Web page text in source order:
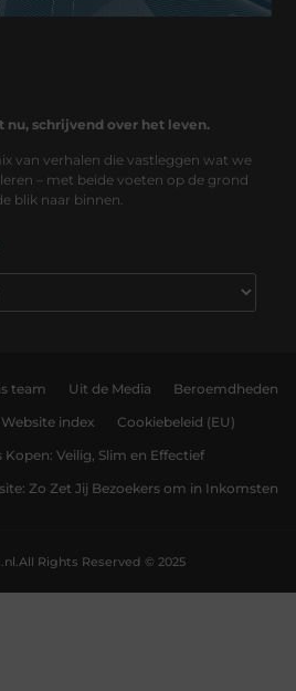
nu, schrijvend over het leven.
van verhalen die vastleggen wat we
– met beide voeten op de grond
blik naar binnen.
team Uit de Media Beroemdheden
Website index Cookiebeleid (EU)
Kopen: Veilig, Slim en Effectief
Zo Zet Jij Bezoekers om in Inkomsten
All Rights Reserved © 2025